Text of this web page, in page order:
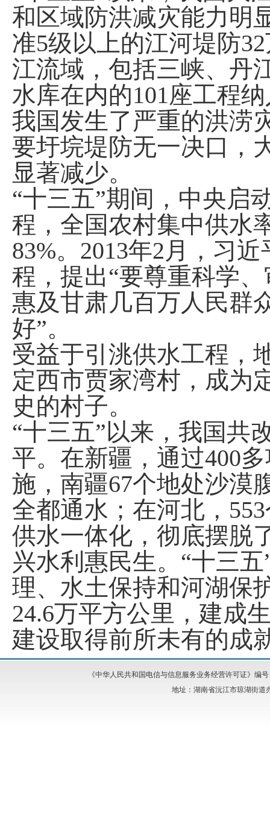
和区域防洪减灾能力明
准5级以上的江河堤防
江流域，包括三峡、丹
水库在内的101座工程
我国发生了严重的洪涝
要圩垸堤防无一决口，
显著减少。
“十三五”期间，中央启
程，全国农村集中供水
83%。2013年2月，习
程，提出“要尊重科学
惠及甘肃几百万人民群
好”。
受益于引洮供水工程，
定西市贾家湾村，成为
史的村子。
“十三五”以来，我国共
平。在新疆，通过400
施，南疆67个地处沙漠
全都通水；在河北，
供水一体化，彻底摆脱
兴水利惠民生。“十三
理、水土保持和河湖保
24.6万平方公里，建成
建设取得前所未有的成
《中华人民共和国电信与信息服务业务经营许可证》编
地址：湖南省沅江市琼湖街